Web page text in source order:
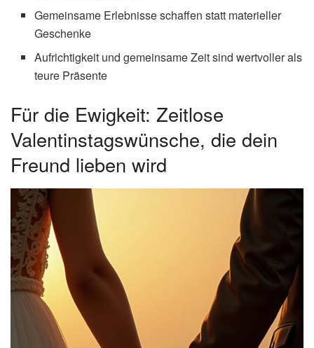
Gemeinsame Erlebnisse schaffen statt materieller
Geschenke
Aufrichtigkeit und gemeinsame Zeit sind wertvoller als
teure Präsente
Für die Ewigkeit: Zeitlose
Valentinstagswünsche, die dein
Freund lieben wird